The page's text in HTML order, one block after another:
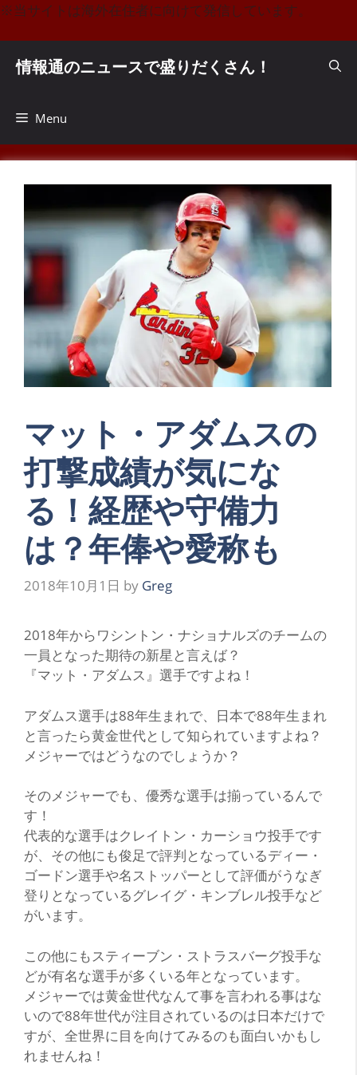
コ
キ
※当サイトは海外在住者に向けて発信しています。
情報通のニュースで盛りだくさん！
Menu
マット・アダムスの
打撃成績が気にな
る！経歴や守備力
は？年俸や愛称も
2018年10月1日 by Greg
2018年からワシントン・ナショナルズのチームの
一員となった期待の新星と言えば？
『マット・アダムス』選手ですよね！
アダムス選手は88年生まれで、日本で88年生まれ
と言ったら黄金世代として知られていますよね？
メジャーではどうなのでしょうか？
そのメジャーでも、優秀な選手は揃っているんで
す！
代表的な選手はクレイトン・カーショウ投手です
が、その他にも俊足で評判となっているディー・
ゴードン選手や名ストッパーとして評価がうなぎ
登りとなっているグレイグ・キンブレル投手など
がいます。
この他にもスティーブン・ストラスバーグ投手な
どが有名な選手が多くいる年となっています。
メジャーでは黄金世代なんて事を言われる事はな
いので88年世代が注目されているのは日本だけで
すが、全世界に目を向けてみるのも面白いかもし
れませんね！